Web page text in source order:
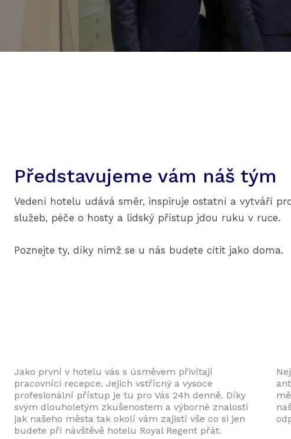
Představujeme vám náš tým
Vedení hotelu udává směr, inspiruje ostatní a vytváří
služeb, péče o hosty a lidský přístup jdou ruku v ruce.
Poznejte ty, díky nimž se u nás budete cítit jako doma.
Jako první v hotelu vás s úsměvem přivítají
pracovníci recepce. Jejich vstřícný a vysoce
profesionální přístup je tu pro Vás 24h denně. Díky
svým dlouholetým zkušenostem a výborné znalosti
jak našeho města tak okolí vám zajistí vše co si jen
budete při návštěvě hotelu Royal Regent přát.